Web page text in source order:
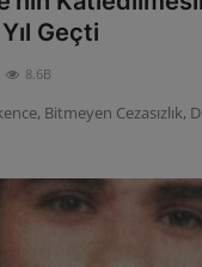
Geçti
8.6B
Bitmeyen Cezasızlık,